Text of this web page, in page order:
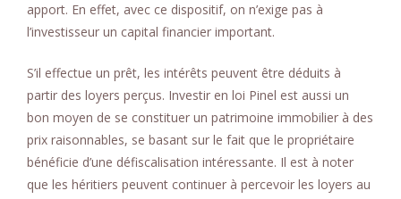
apport. En effet, avec ce dispositif, on n’exige pas à
l’investisseur un capital financier important.
S’il effectue un prêt, les intérêts peuvent être déduits à
partir des loyers perçus. Investir en loi Pinel est aussi un
bon moyen de se constituer un patrimoine immobilier à des
prix raisonnables, se basant sur le fait que le propriétaire
bénéficie d’une défiscalisation intéressante. Il est à noter
que les héritiers peuvent continuer à percevoir les loyers au